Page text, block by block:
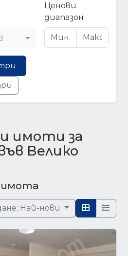
Ценови
диапазон
имоти за
Велико
имота
Най-нови